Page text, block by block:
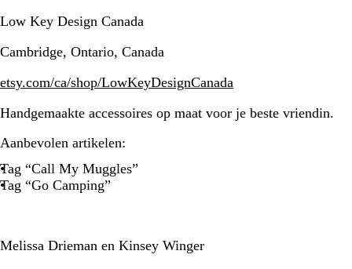
Low Key Design Canada
Cambridge, Ontario, Canada
etsy.com/ca/shop/LowKeyDesignCanada
Handgemaakte accessoires op maat voor je beste vriendin.
Aanbevolen artikelen:
Tag “Call My Muggles”
Tag “Go Camping”
Melissa Drieman en Kinsey Winger